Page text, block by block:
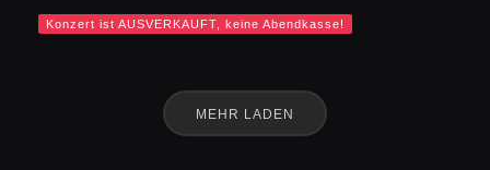
Konzert ist AUSVERKAUFT, keine Abendkasse!
MEHR LADEN